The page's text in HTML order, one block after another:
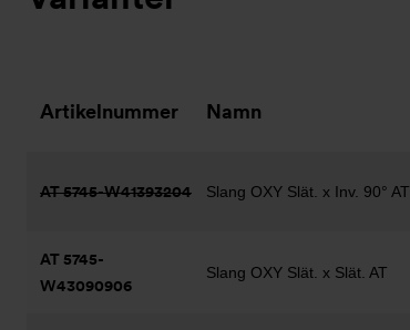
Artikelnummer Namn
AT 5745-W41393204 Slang OXY Slät. x Inv. 90° AT
AT 5745-
W43090906
Slang OXY Slät. x Slät. AT